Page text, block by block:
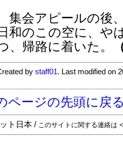
集会アピールの後
和のこの空に、や
、帰路に着いた。
bystaff01. Last modified on
ページの先頭に戻
ト日本 / このサイトに関する連絡は